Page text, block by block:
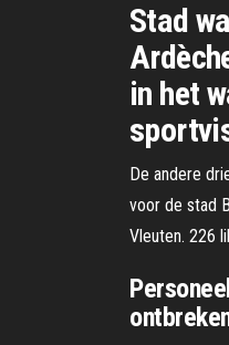
Stad
in het
De andere
voor de stad
Vleuten. 226